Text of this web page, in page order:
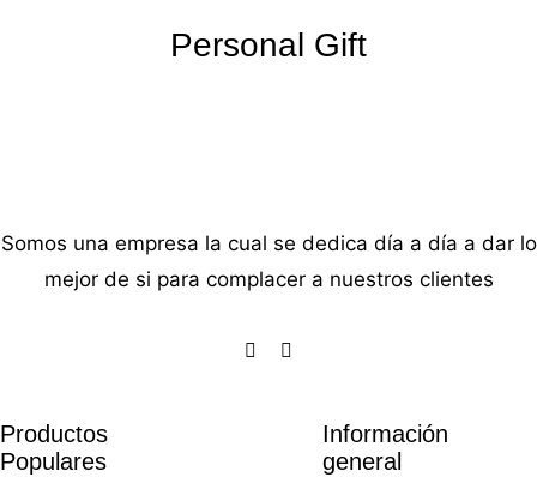
Personal Gift
Somos una empresa la cual se dedica día a día a dar lo
mejor de si para complacer a nuestros clientes
Productos
Populares
Información
general